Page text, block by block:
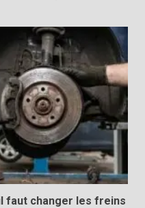
faut changer les freins